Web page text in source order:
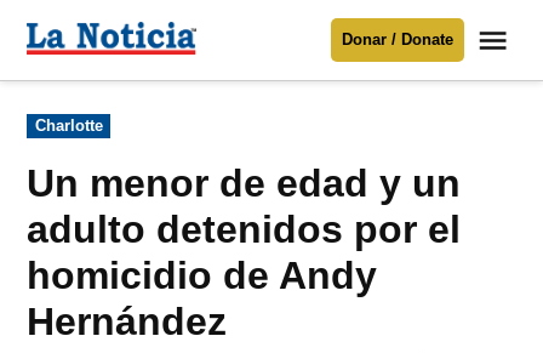
Para mantenerte informado necesitamos
Donar
contenido
Noticia
Donar / Donate
Publicado
en
Charlotte
Un menor de edad y un
adulto detenidos por el
homicidio de Andy
Hernández